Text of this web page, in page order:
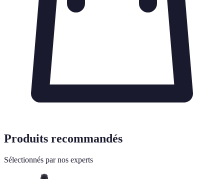
Produits recommandés
Sélectionnés par nos experts